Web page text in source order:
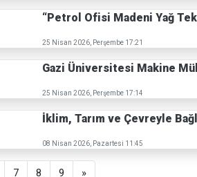
“Petrol Ofisi Madeni Yağ
25 Nisan 2026, Perşembe 17:21
Gazi Üniversitesi Makine
25 Nisan 2026, Perşembe 17:14
İklim, Tarım ve Çevreyle
08 Nisan 2026, Pazartesi 11:45
7 8 9 »